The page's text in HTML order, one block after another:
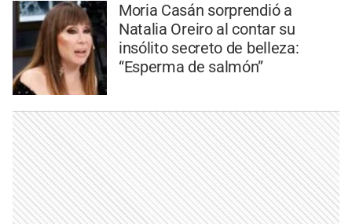
Moria Casán sorprendió a
Natalia Oreiro al contar su
insólito secreto de belleza:
“Esperma de salmón”